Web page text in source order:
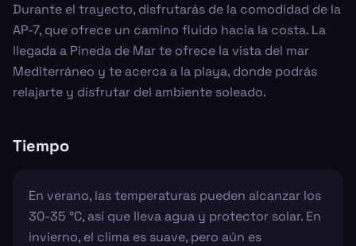
Durante el trayecto, disfrutarás de la comodidad de la
AP-7, que ofrece un camino fluido hacia la costa. La
llegada a Pineda de Mar te ofrece la vista del mar
Mediterráneo y te acerca a la playa, donde podrás
relajarte y disfrutar del ambiente soleado.
Tiempo
En verano, las temperaturas pueden alcanzar los
30-35 °C, así que lleva agua y protector solar. En
invierno, el clima es suave, pero aún es